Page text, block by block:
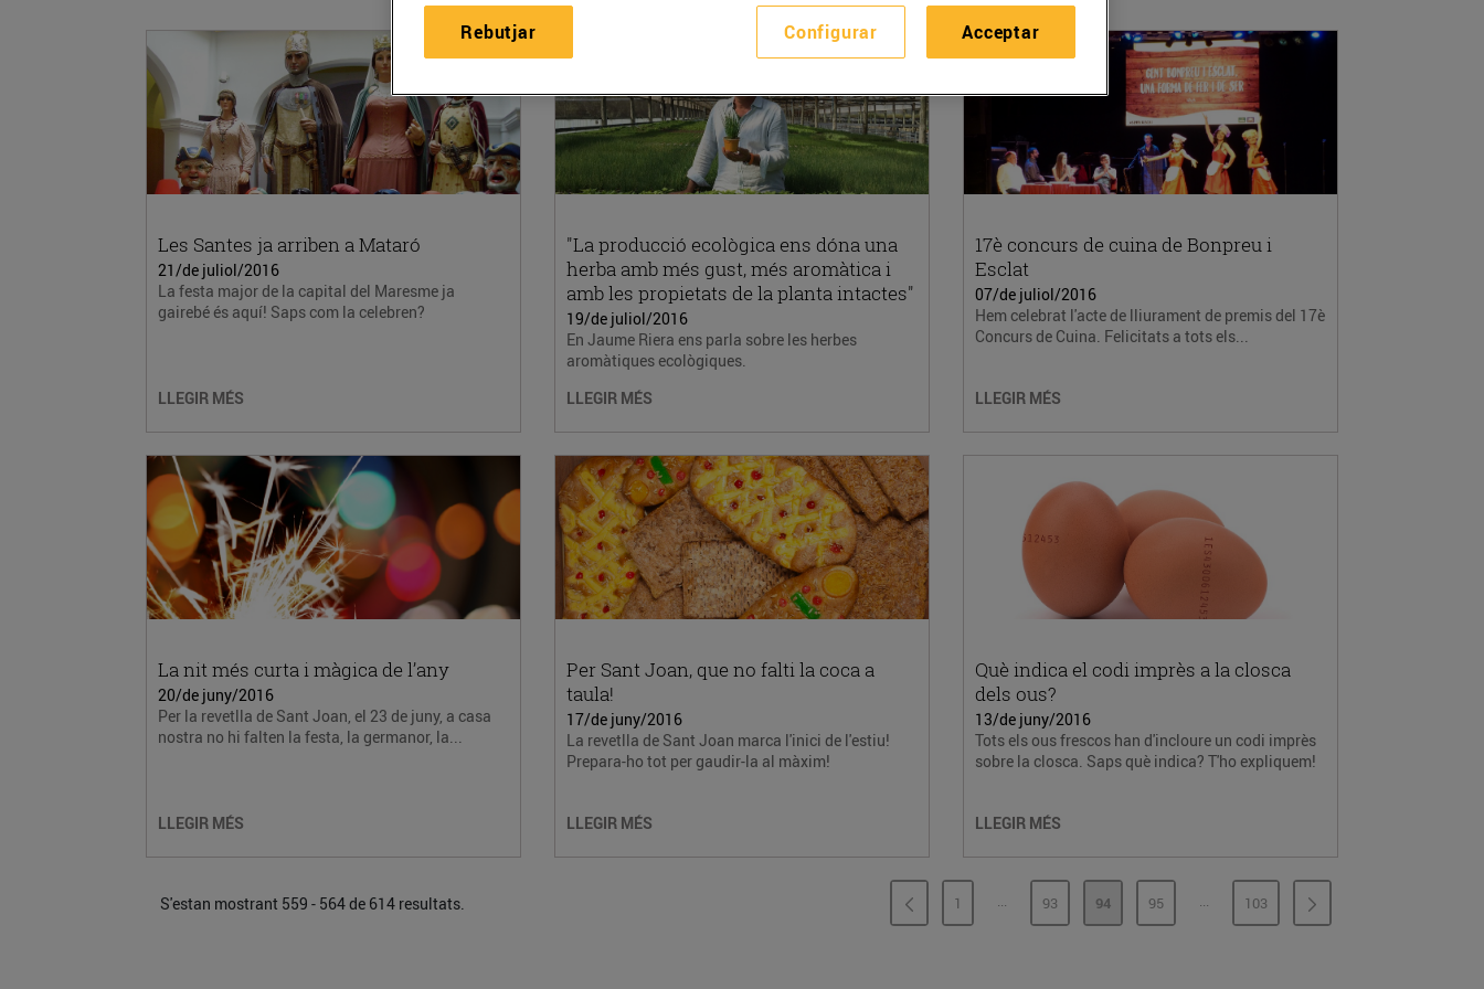
Les Santes ja arriben a Mataró
21/de juliol/2016
La festa major de la capital del Maresme ja
gairebé és aquí! Saps com la celebren?
LLEGIR MÉS
"La producció ecològica ens dóna una
herba amb més gust, més aromàtica i
amb les propietats de la planta intactes"
19/de juliol/2016
En Jaume Riera ens parla sobre les herbes
aromàtiques ecològiques.
LLEGIR MÉS
17è concurs de cuina de Bonpreu i
Esclat
07/de juliol/2016
Hem celebrat l'acte de lliurament de premis del 17è
Concurs de Cuina. Felicitats a tots els...
LLEGIR MÉS
La nit més curta i màgica de l’any
20/de juny/2016
Per la revetlla de Sant Joan, el 23 de juny, a casa
nostra no hi falten la festa, la germanor, la...
LLEGIR MÉS
Per Sant Joan, que no falti la coca a
taula!
17/de juny/2016
La revetlla de Sant Joan marca l'inici de l'estiu!
Prepara-ho tot per gaudir-la al màxim!
LLEGIR MÉS
Què indica el codi imprès a la closca
dels ous?
13/de juny/2016
Tots els ous frescos han d'incloure un codi imprès
sobre la closca. Saps què indica? T'ho expliquem!
LLEGIR MÉS
S'estan mostrant 559 - 564 de 614 resultats. PÀGINA
1 ...PÀGINES INTERMÈDIES
PÀGINA
93 PÀGINA
94 PÀGINA
95 ...PÀGINES INTERMÈDIES
PÀGINA
103
Configurar
Rebutjar Acceptar